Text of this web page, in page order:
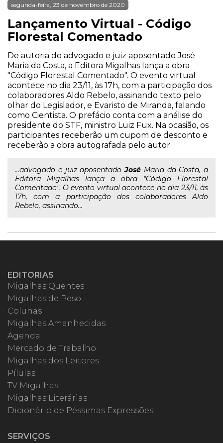
segunda-feira, 23 de novembro de 2020
Lançamento Virtual - Código
Florestal Comentado
De autoria do advogado e juiz aposentado José
Maria da Costa, a Editora Migalhas lança a obra
"Código Florestal Comentado". O evento virtual
acontece no dia 23/11, às 17h, com a participação dos
colaboradores Aldo Rebelo, assinando texto pelo
olhar do Legislador, e Evaristo de Miranda, falando
como Cientista. O prefácio conta com a análise do
presidente do STF, ministro Luiz Fux. Na ocasião, os
participantes receberão um cupom de desconto e
receberão a obra autografada pelo autor.
...advogado e juiz aposentadoJosé Maria da Costa, a
Editora Migalhas lança a obra "Código Florestal
Comentado". O evento virtual acontece no dia 23/11, às
17h, com a participação dos colaboradores Aldo
Rebelo, assinando...
EDITORIAS
Migalhas Quentes
Migalhas de Peso
Colunas
Migalhas Amanhecidas
Agenda
Mercado de Trabalho
Migalhas dos Leitores
Pílulas
TV Migalhas
Migalhas Literárias
Dicionário de Péssimas Expressões
SERVIÇOS